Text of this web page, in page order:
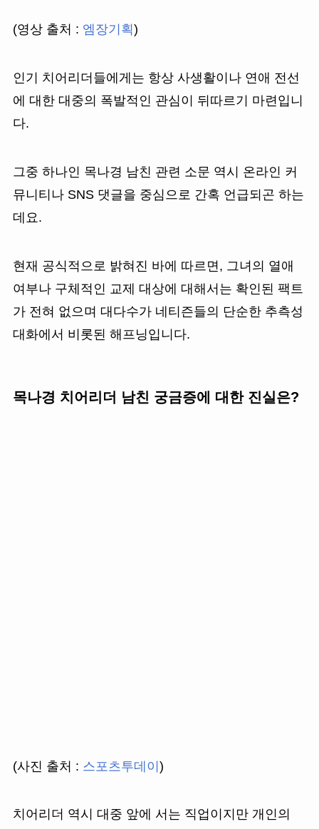
(영상 출처 : 엠장기획)
인기 치어리더들에게는 항상 사생활이나 연애 전선
에 대한 대중의 폭발적인 관심이 뒤따르기 마련입니
다.
그중 하나인 목나경 남친 관련 소문 역시 온라인 커
뮤니티나 SNS 댓글을 중심으로 간혹 언급되곤 하는
데요.
현재 공식적으로 밝혀진 바에 따르면, 그녀의 열애
여부나 구체적인 교제 대상에 대해서는 확인된 팩트
가 전혀 없으며 대다수가 네티즌들의 단순한 추측성
대화에서 비롯된 해프닝입니다.
목나경 치어리더 남친 궁금증에 대한 진실은?
(사진 출처 : 스포츠투데이)
치어리더 역시 대중 앞에 서는 직업이지만 개인의